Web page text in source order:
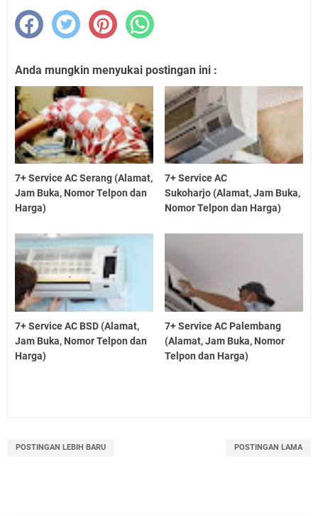
Anda mungkin menyukai postingan ini :
7+ Service AC Serang (Alamat,
Jam Buka, Nomor Telpon dan
Harga)
7+ Service AC
Sukoharjo (Alamat, Jam Buka,
Nomor Telpon dan Harga)
7+ Service AC BSD (Alamat,
Jam Buka, Nomor Telpon dan
Harga)
7+ Service AC Palembang
(Alamat, Jam Buka, Nomor
Telpon dan Harga)
POSTINGAN LEBIH BARU POSTINGAN LAMA